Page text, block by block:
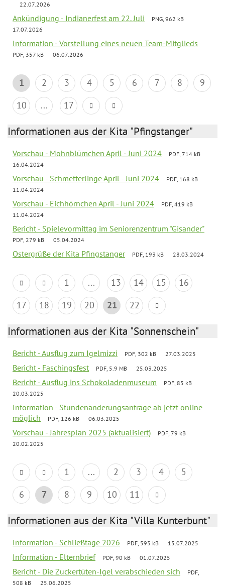
22.07.2026
Ankündigung - Indianerfest am 22. Juli
PNG, 962 kB
17.07.2026
Information - Vorstellung eines neuen Team-Mitglieds
PDF, 357 kB 06.07.2026
1 2 3 4 5 6 7 8
9
10
... 17
Informationen aus der Kita "Pfingstanger"
Vorschau - Mohnblümchen April - Juni 2024
PDF, 714 kB
16.04.2024
Vorschau - Schmetterlinge April - Juni 2024
PDF, 168 kB
11.04.2024
Vorschau - Eichhörnchen April - Juni 2024
PDF, 419 kB
11.04.2024
Bericht - Spielevormittag im Seniorenzentrum "Gisander"
PDF, 279 kB 05.04.2024
Ostergrüße der Kita Pfingstanger PDF, 193 kB 28.03.2024
1 ... 13 14 15
16
17
18 19 20 21 22
Informationen aus der Kita "Sonnenschein"
Bericht - Ausflug zum Igelmizzi PDF, 302 kB 27.03.2025
Bericht - Faschingsfest PDF, 5.9 MB 25.03.2025
Bericht - Ausflug ins Schokoladenmuseum
PDF, 85 kB
20.03.2025
Information - Stundenänderungsanträge ab jetzt online
möglich
PDF, 126 kB 06.03.2025
Vorschau - Jahresplan 2025 (aktualisiert)
PDF, 79 kB
20.02.2025
1 ... 2 3 4
5
6
7 8 9 10 11
Informationen aus der Kita "Villa Kunterbunt"
Information - Schließtage 2026 PDF, 593 kB 15.07.2025
Information - Elternbrief PDF, 90 kB 01.07.2025
Bericht - Die Zuckertüten-Igel verabschieden sich
PDF,
508 kB
25.06.2025